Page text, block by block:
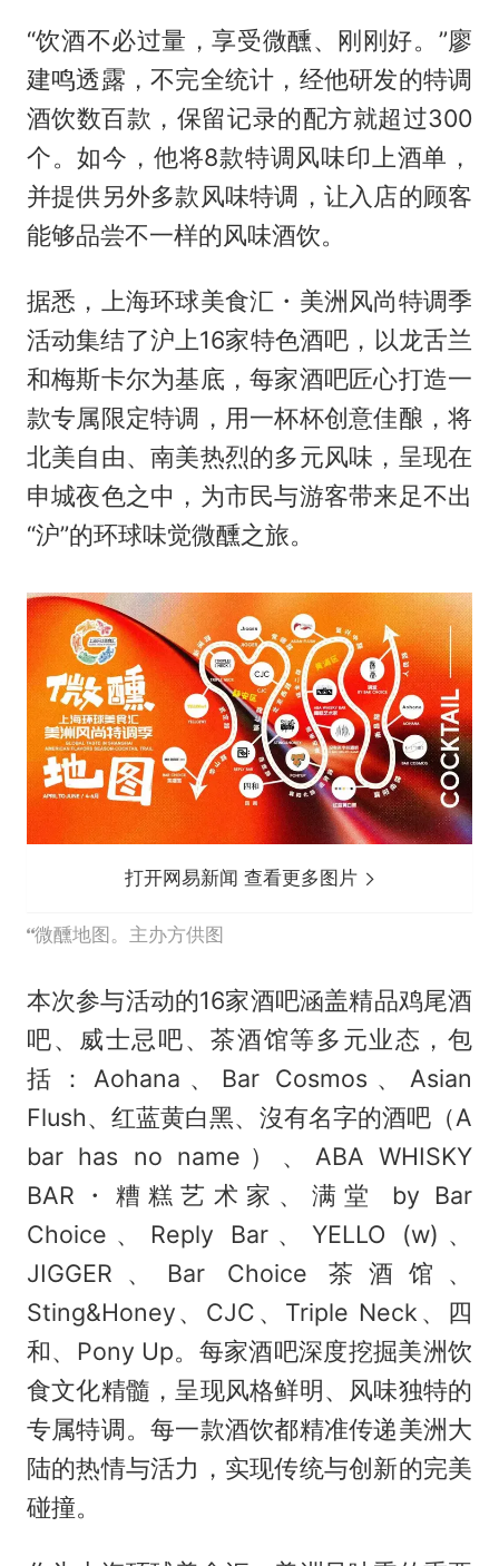
“饮酒不必过量，享受微醺、刚刚好。”廖
建鸣透露，不完全统计，经他研发的特调
酒饮数百款，保留记录的配方就超过300
个。如今，他将8款特调风味印上酒单，
并提供另外多款风味特调，让入店的顾客
能够品尝不一样的风味酒饮。
据悉，上海环球美食汇・美洲风尚特调季
活动集结了沪上16家特色酒吧，以龙舌兰
和梅斯卡尔为基底，每家酒吧匠心打造一
款专属限定特调，用一杯杯创意佳酿，将
北美自由、南美热烈的多元风味，呈现在
申城夜色之中，为市民与游客带来足不出
“沪”的环球味觉微醺之旅。
打开网易新闻 查看更多图片
微醺地图。主办方供图
本次参与活动的16家酒吧涵盖精品鸡尾酒
吧、威士忌吧、茶酒馆等多元业态，包
括：Aohana、Bar Cosmos、Asian
Flush、红蓝黄白黑、沒有名字的酒吧（A
bar has no name）、ABA WHISKY
BAR・糟糕艺术家、满堂 by Bar
Choice、Reply Bar、YELLO (w)、
JIGGER、Bar Choice 茶酒馆、
Sting&Honey、CJC、Triple Neck、四
和、Pony Up。每家酒吧深度挖掘美洲饮
食文化精髓，呈现风格鲜明、风味独特的
专属特调。每一款酒饮都精准传递美洲大
陆的热情与活力，实现传统与创新的完美
碰撞。